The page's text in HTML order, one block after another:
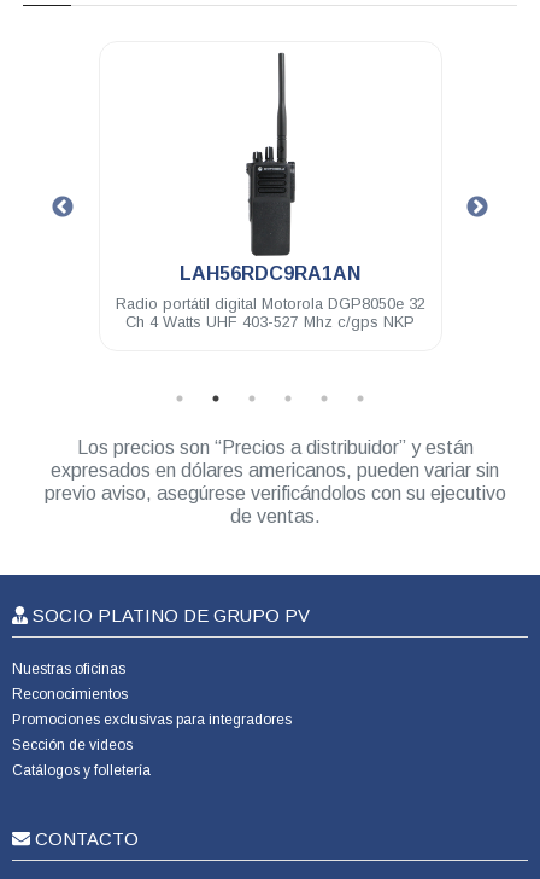
.
LAH56RDC9RA1AN
Radio portátil digital Motorola DGP8050e 32
Ch 4 Watts UHF 403-527 Mhz c/gps NKP
Los precios son “Precios a distribuidor” y están
expresados en dólares americanos, pueden variar sin
previo aviso, asegúrese verificándolos con su ejecutivo
de ventas.
SOCIO PLATINO DE GRUPO PV
Nuestras oficinas
Reconocimientos
Promociones exclusivas para integradores
Sección de videos
Catálogos y folletería
CONTACTO